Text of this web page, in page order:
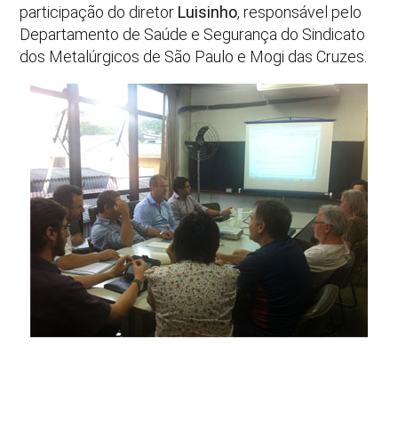
participação do diretor Luisinho, responsável pelo
Departamento de Saúde e Segurança do Sindicato
dos Metalúrgicos de São Paulo e Mogi das Cruzes.